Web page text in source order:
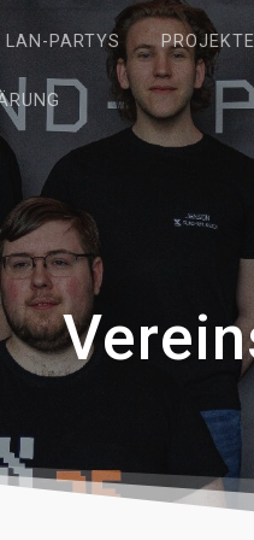
LAN-PARTYS PROJEKTE